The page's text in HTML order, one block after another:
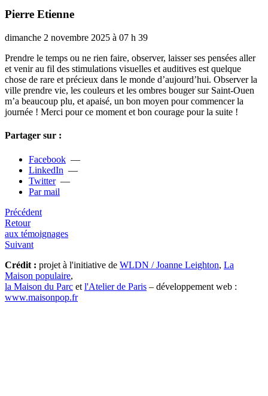
Pierre Etienne
dimanche 2 novembre 2025 à 07 h 39
Prendre le temps ou ne rien faire, obser­ver, lais­ser ses pen­sées aller
et venir au fil des sti­mu­la­tions visuel­les et audi­ti­ves est quel­que
chose de rare et pré­cieux dans le monde d’aujourd’hui. Observer la
ville pren­dre vie, les cou­leurs et les ombres bouger sur Saint-Ouen
m’a beau­coup plu, et apaisé, un bon moyen pour com­men­cer la
jour­née ! Merci pour ce moment et bon cou­rage pour la suite !
Partager sur :
Facebook —
LinkedIn —
Twitter—
Par mail
Précédent
Retour
aux témoignages
Suivant
Crédit : projet à l'initiative de WLDN / Joanne Leighton, La
Maison populaire,
la Maison du Parc et l'Atelier de Paris – développement web :
www.maisonpop.fr